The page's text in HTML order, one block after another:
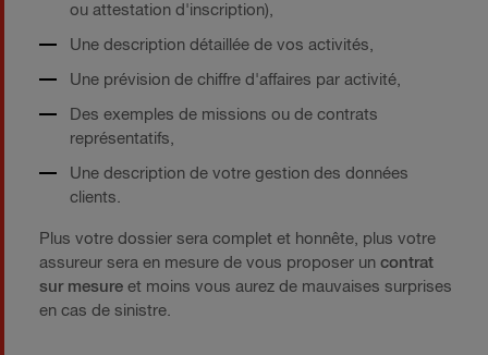
ou attestation d'inscription),
Une description détaillée de vos activités,
Une prévision de chiffre d'affaires par activité,
Des exemples de missions ou de contrats
représentatifs,
Une description de votre gestion des données
clients.
Plus votre dossier sera complet et honnête, plus votre
assureur sera en mesure de vous proposer un contrat
sur mesure et moins vous aurez de mauvaises surprises
en cas de sinistre.